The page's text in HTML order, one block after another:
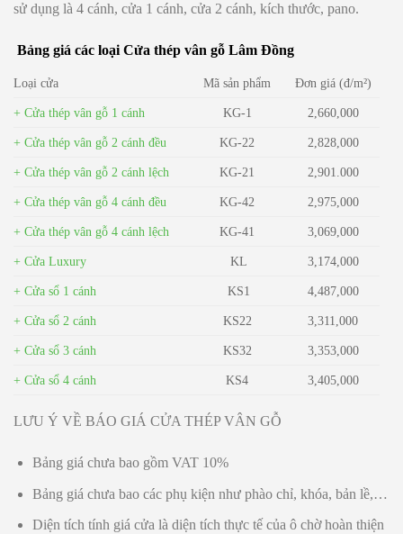
sử dụng là 4 cánh, cửa 1 cánh, cửa 2 cánh, kích thước, pano.
Bảng giá các loại Cửa thép vân gỗ Lâm Đồng
Loại cửa Mã sản phẩm Đơn giá (đ/m²)
+ Cửa thép vân gỗ 1 cánh KG-1 2,660,000
+ Cửa thép vân gỗ 2 cánh đều KG-22 2,828,000
+ Cửa thép vân gỗ 2 cánh lệch KG-21 2,901.000
+ Cửa thép vân gỗ 4 cánh đều KG-42 2,975,000
+ Cửa thép vân gỗ 4 cánh lệch KG-41 3,069,000
+ Cửa Luxury KL 3,174,000
+ Cửa sổ 1 cánh KS1 4,487,000
+ Cửa sổ 2 cánh KS22 3,311,000
+ Cửa sổ 3 cánh KS32 3,353,000
+ Cửa sổ 4 cánh KS4 3,405,000
LƯU Ý VỀ BÁO GIÁ CỬA THÉP VÂN GỖ
Bảng giá chưa bao gồm VAT 10%
Bảng giá chưa bao các phụ kiện như phào chỉ, khóa, bản lề,…
Diện tích tính giá cửa là diện tích thực tế của ô chờ hoàn thiện